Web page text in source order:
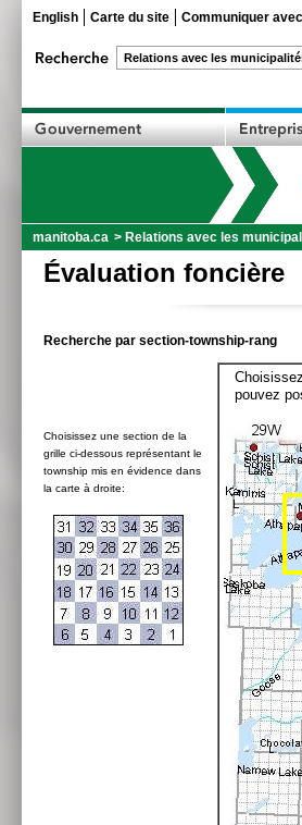
English Carte du site Communiquer
manitoba.ca > Relations avec les
Évaluation foncière
Recherche par section-township-rang
Choisissez une section de la
grille ci-dessous représentant le
township mis en évidence dans
la carte à droite:
pouvez